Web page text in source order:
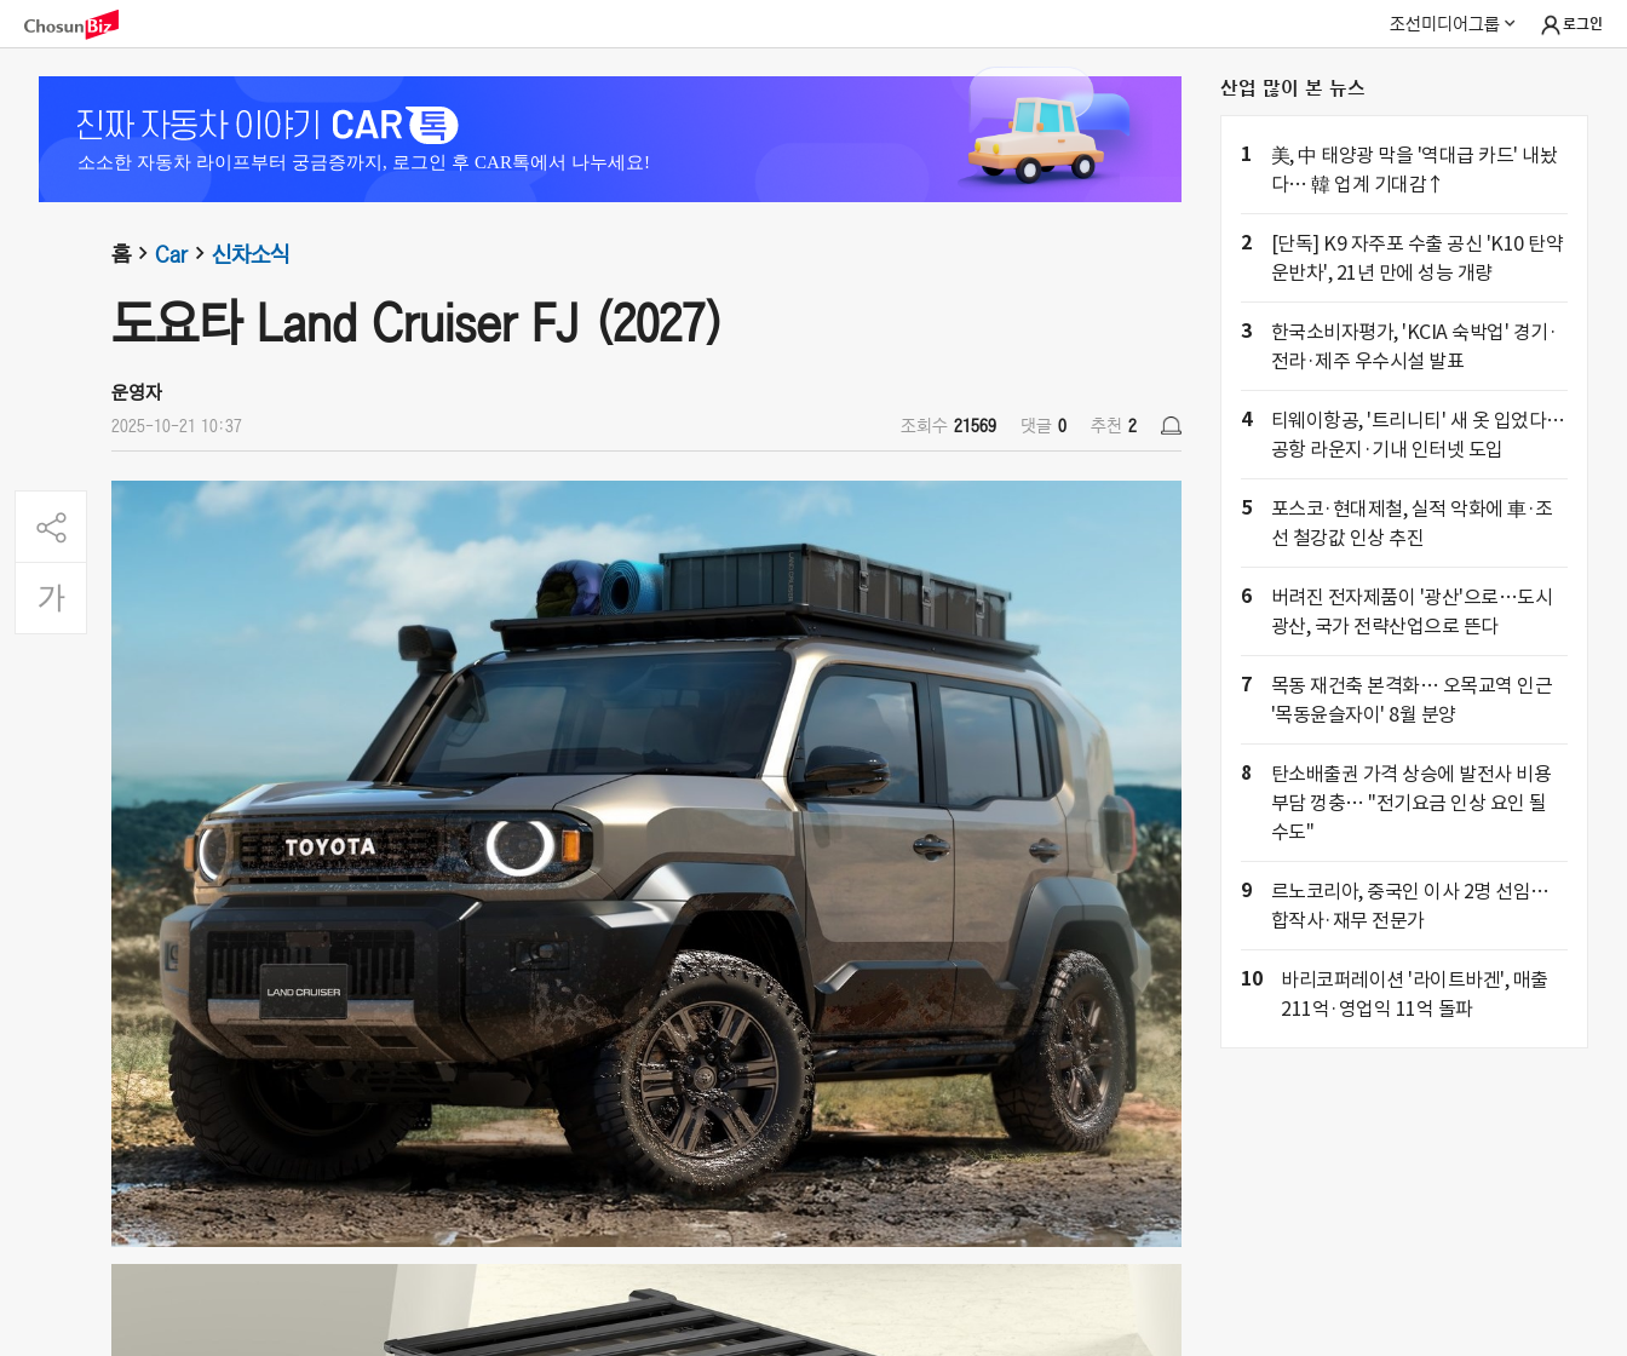
조선미디어그룹 로그인
소소한 자동차 라이프부터 궁금증까지, 로그인 후 CAR톡에서 나누세요!
홈 Car 신차소식
도요타 Land Cruiser FJ (2027)
운영자
2025-10-21 10:37 조회수 21569 댓글 0 추천 2
산업 많이 본 뉴스